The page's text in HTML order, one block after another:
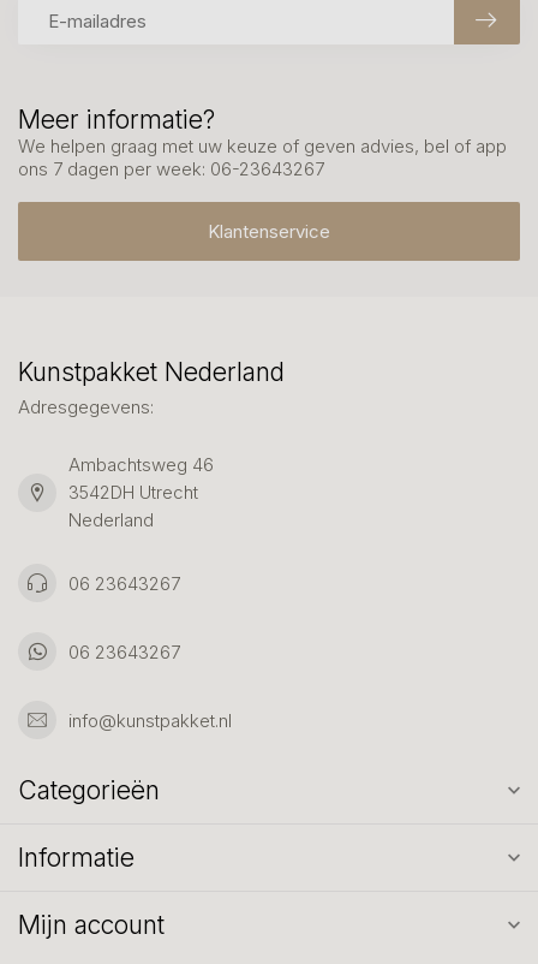
Meer informatie?
We helpen graag met uw keuze of geven advies, bel of app
ons 7 dagen per week: 06-23643267
Klantenservice
Kunstpakket Nederland
Adresgegevens:
Ambachtsweg 46
3542DH Utrecht
Nederland
06 23643267
06 23643267
info@kunstpakket.nl
Categorieën
Informatie
Mijn account